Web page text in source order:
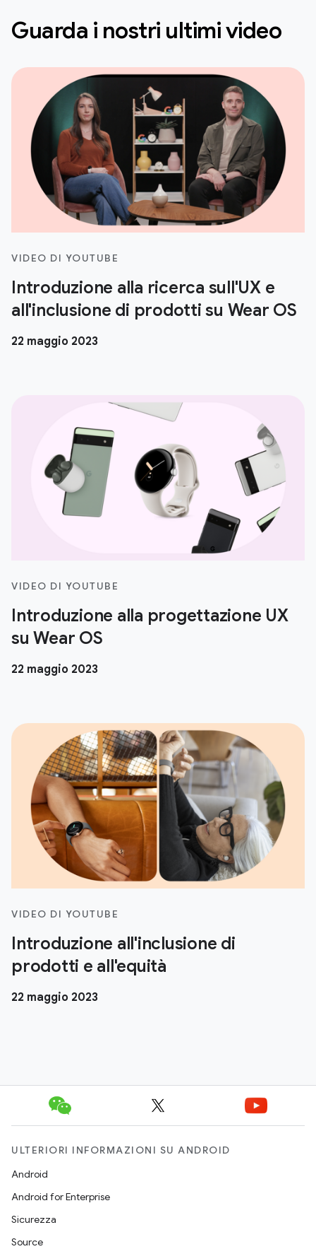
Guarda i nostri ultimi video
VIDEO DI YOUTUBE
Introduzione alla ricerca sull'UX e
all'inclusione di prodotti su Wear OS
22 maggio 2023
VIDEO DI YOUTUBE
Introduzione alla progettazione UX
su Wear OS
22 maggio 2023
VIDEO DI YOUTUBE
Introduzione all'inclusione di
prodotti e all'equità
22 maggio 2023
ULTERIORI INFORMAZIONI SU ANDROID
Android
Android for Enterprise
Sicurezza
Source